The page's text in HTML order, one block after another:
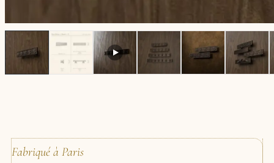
Fabriqué à Paris